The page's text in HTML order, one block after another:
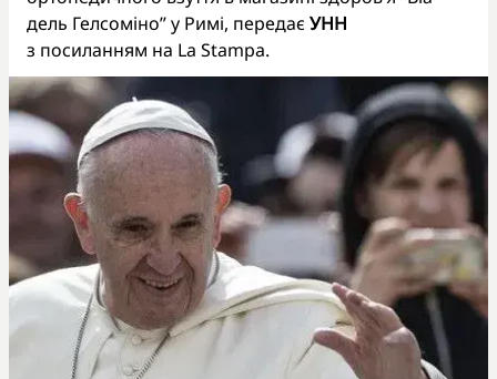
дель Гелсоміно” у Римі, передає УНН
з посиланням на La Stampa.